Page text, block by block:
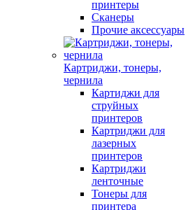
принтеры
Сканеры
Прочие аксессуары
Картриджи, тонеры,
чернила
Картиджи для
струйных
принтеров
Картриджи для
лазерных
принтеров
Картриджи
ленточные
Тонеры для
принтера